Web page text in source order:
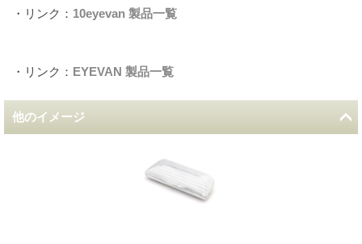
・リンク： 10eyevan 製品一覧
・リンク： EYEVAN 製品一覧
他のイメージ